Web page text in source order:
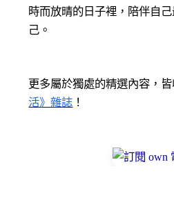
時而放晴的日子裡，陪伴自
己。
更多屬於獨處的精選內容，
活》雜誌 ！